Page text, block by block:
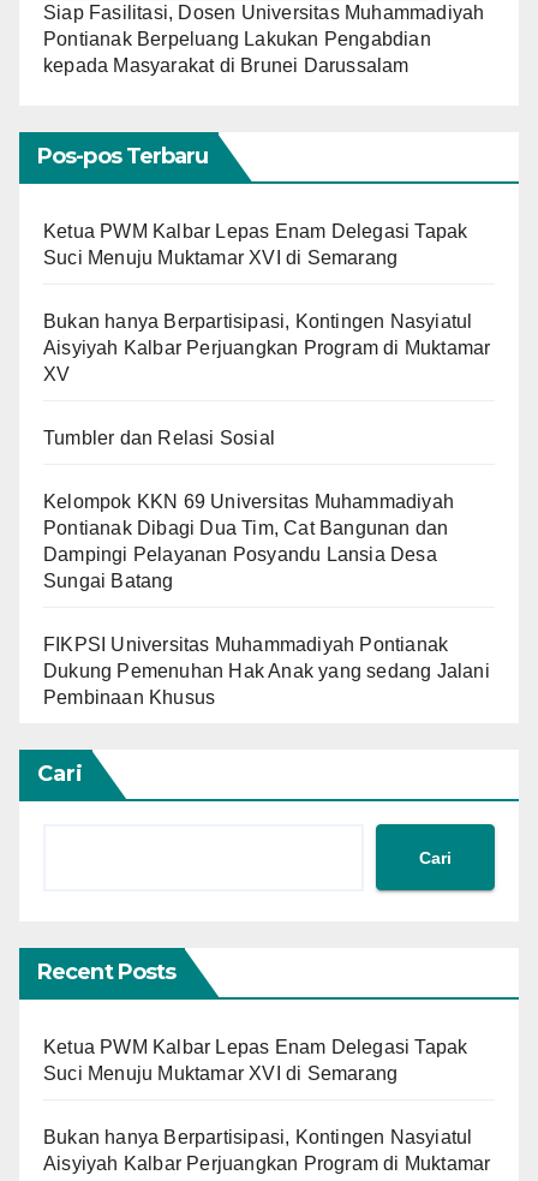
Siap Fasilitasi, Dosen Universitas Muhammadiyah
Pontianak Berpeluang Lakukan Pengabdian
kepada Masyarakat di Brunei Darussalam
Pos-pos Terbaru
Ketua PWM Kalbar Lepas Enam Delegasi Tapak
Suci Menuju Muktamar XVI di Semarang
Bukan hanya Berpartisipasi, Kontingen Nasyiatul
Aisyiyah Kalbar Perjuangkan Program di Muktamar
XV
Tumbler dan Relasi Sosial
Kelompok KKN 69 Universitas Muhammadiyah
Pontianak Dibagi Dua Tim, Cat Bangunan dan
Dampingi Pelayanan Posyandu Lansia Desa
Sungai Batang
FIKPSI Universitas Muhammadiyah Pontianak
Dukung Pemenuhan Hak Anak yang sedang Jalani
Pembinaan Khusus
Cari
Cari
Recent Posts
Ketua PWM Kalbar Lepas Enam Delegasi Tapak
Suci Menuju Muktamar XVI di Semarang
Bukan hanya Berpartisipasi, Kontingen Nasyiatul
Aisyiyah Kalbar Perjuangkan Program di Muktamar